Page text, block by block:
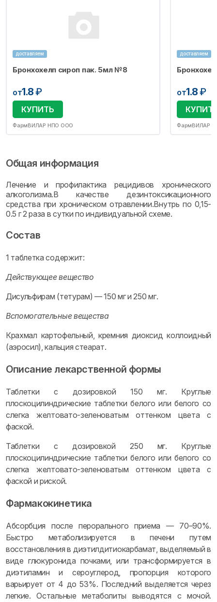
доставляем
Бронхохелп сироп пак. 5мл №8
от1.8₽
КУПИТЬ
ФармВИЛАР НПО ООО
доставляем
от1.8₽
ФармВИЛАР
Общая информация
Лечение и профилактика рецидивов хронического
алкоголизма.В качестве дезинтоксикационного
средства при хроническом отравлении.Внутрь по 0,15-
0.5 г 2 раза в сутки по индивидуальной схеме.
Состав
1 таблетка содержит:
Действующее вещество
Дисульфирам (тетурам) — 150 мг и 250 мг.
Вспомогательные вещества
Крахмал картофельный, кремния диоксид коллоидный
(аэросил), кальция стеарат.
Описание лекарственной формы
Таблетки с дозировкой 150 мг. Круглые
плоскоцилиндрические таблетки белого или белого со
слегка желтовато-зеленоватым оттенком цвета с
фаской.
Таблетки с дозировкой 250 мг. Круглые
плоскоцилиндрические таблетки белого или белого со
слегка желтовато-зеленоватым оттенком цвета с
фаской и риской.
Фармакокинетика
Абсорбция после перорального приема — 70–90%.
Быстро метаболизируется в печени путем
восстановления в диэтилдитиокарбамат, выделяемый в
виде глюкуронида почками, или трансформируется в
диэтиламин и сероуглерод, пропорция которого
варьирует от 4 до 53%. Последний выделяется через
легкие. Остальные метаболиты выводятся с мочой.